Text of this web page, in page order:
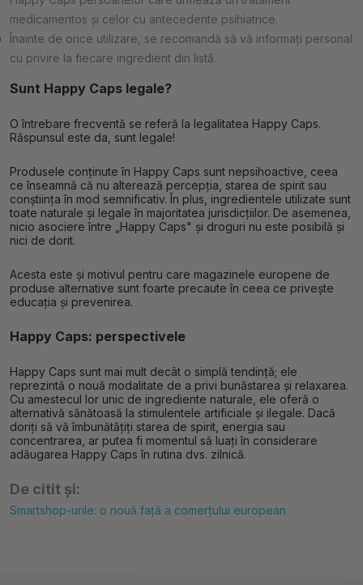
medicamentos și celor cu antecedente psihiatrice.
Înainte de orice utilizare, se recomandă să vă informați personal
cu privire la fiecare ingredient din listă.
Sunt Happy Caps legale?
O întrebare frecventă se referă la legalitatea Happy Caps.
Răspunsul este da, sunt legale!
Produsele conținute în Happy Caps sunt nepsihoactive, ceea
ce înseamnă că nu alterează percepția, starea de spirit sau
conștiința în mod semnificativ. În plus, ingredientele utilizate sunt
toate naturale și legale în majoritatea jurisdicțiilor. De asemenea,
nicio asociere între „Happy Caps" și droguri nu este posibilă și
nici de dorit.
Acesta este și motivul pentru care magazinele europene de
produse alternative sunt foarte precaute în ceea ce privește
educația și prevenirea.
Happy Caps: perspectivele
Happy Caps sunt mai mult decât o simplă tendință; ele
reprezintă o nouă modalitate de a privi bunăstarea și relaxarea.
Cu amestecul lor unic de ingrediente naturale, ele oferă o
alternativă sănătoasă la stimulentele artificiale și ilegale. Dacă
doriți să vă îmbunătățiți starea de spirit, energia sau
concentrarea, ar putea fi momentul să luați în considerare
adăugarea Happy Caps în rutina dvs. zilnică.
De citit și:
Smartshop-urile: o nouă față a comerțului european